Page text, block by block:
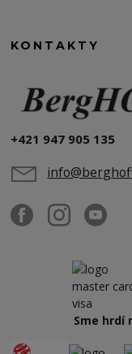
KONTAKTY
+421 947 905 135
Sme hrdí